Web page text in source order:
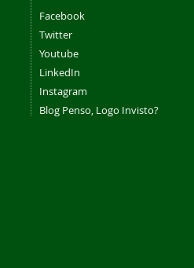
Facebook
Twitter
Youtube
LinkedIn
Instagram
Blog Penso, Logo Invisto?